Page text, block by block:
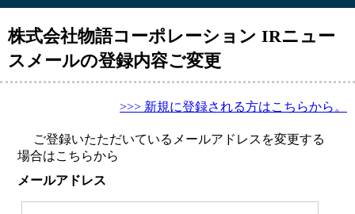
株式会社物語コーポレーション IRニュー
スメールの登録内容ご変更
>>> 新規に登録される方はこちらから。
ご登録いたただいているメールアドレスを変更する
場合はこちらから
メールアドレス